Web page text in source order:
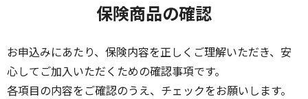
保険商品の確認
お申込みにあたり、保険内容を正しくご理解いただき、安
心してご加入いただくための確認事項です。
各項目の内容をご確認のうえ、チェックをお願いします。